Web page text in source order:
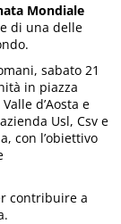
Mondiale
di una delle
sabato 21
in piazza
d’Aosta e
Usl, Csv e
con l’obiettivo
contribuire a